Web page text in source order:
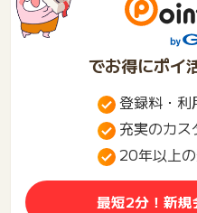
でお得にポイ
登録料・利
充実のカス
20年以上
最短2分！新規